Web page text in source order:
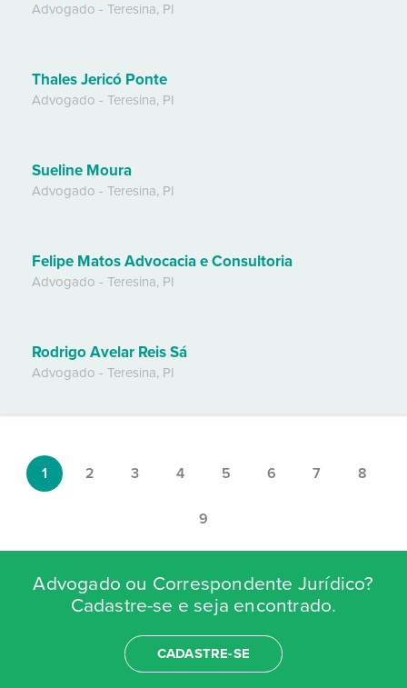
Advogado - Teresina, PI
Thales Jericó Ponte
Advogado - Teresina, PI
Sueline Moura
Advogado - Teresina, PI
Felipe Matos Advocacia e Consultoria
Advogado - Teresina, PI
Rodrigo Avelar Reis Sá
Advogado - Teresina, PI
1 2 3 4 5 6 7 8
9
Advogado ou Correspondente Jurídico?
Cadastre-se e seja encontrado.
CADASTRE-SE